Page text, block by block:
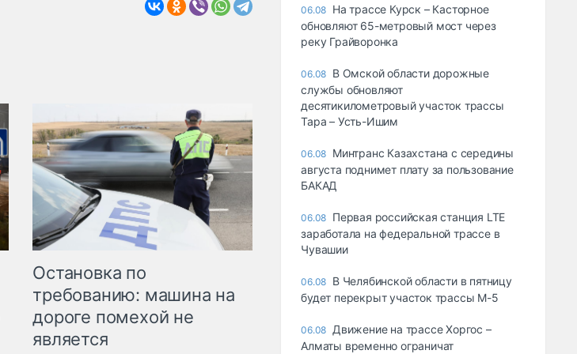
Остановка по
требованию: машина на
дороге помехой не
является
06.08 На трассе Курск – Касторное
обновляют 65-метровый мост через
реку Грайворонка
06.08 В Омской области дорожные
службы обновляют
десятикилометровый участок трассы
Тара – Усть-Ишим
06.08 Минтранс Казахстана с середины
августа поднимет плату за пользование
БАКАД
06.08 Первая российская станция LTE
заработала на федеральной трассе в
Чувашии
06.08 В Челябинской области в пятницу
будет перекрыт участок трассы М-5
06.08 Движение на трассе Хоргос –
Алматы временно ограничат